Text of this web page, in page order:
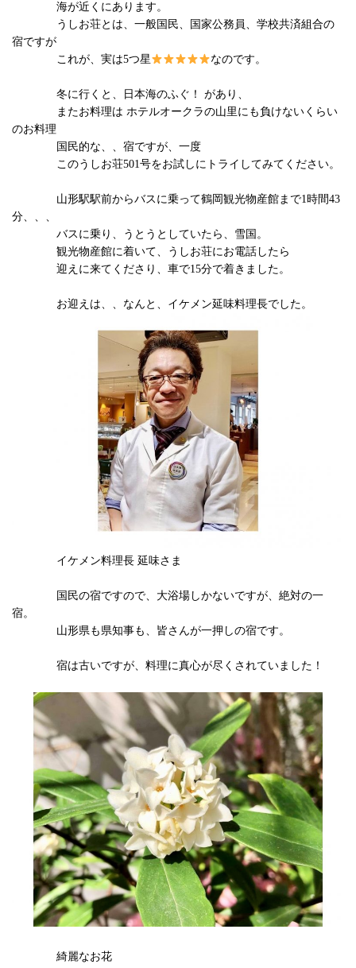
海が近くにあります。
うしお荘とは、一般国民、国家公務員、学校共済組合の
宿ですが
これが、実は5つ星
なのです。
冬に行くと、日本海のふぐ！ があり、
またお料理は ホテルオークラの山里にも負けないくらい
のお料理
国民的な、、宿ですが、一度
このうしお荘501号をお試しにトライしてみてください。
山形駅駅前からバスに乗って鶴岡観光物産館まで1時間43
分、、、
バスに乗り、うとうとしていたら、雪国。
観光物産館に着いて、うしお荘にお電話したら
迎えに来てくださり、車で15分で着きました。
お迎えは、、なんと、イケメン延味料理長でした。
イケメン料理長 延味さま
国民の宿ですので、大浴場しかないですが、絶対の一
宿。
山形県も県知事も、皆さんが一押しの宿です。
宿は古いですが、料理に真心が尽くされていました！
綺麗なお花